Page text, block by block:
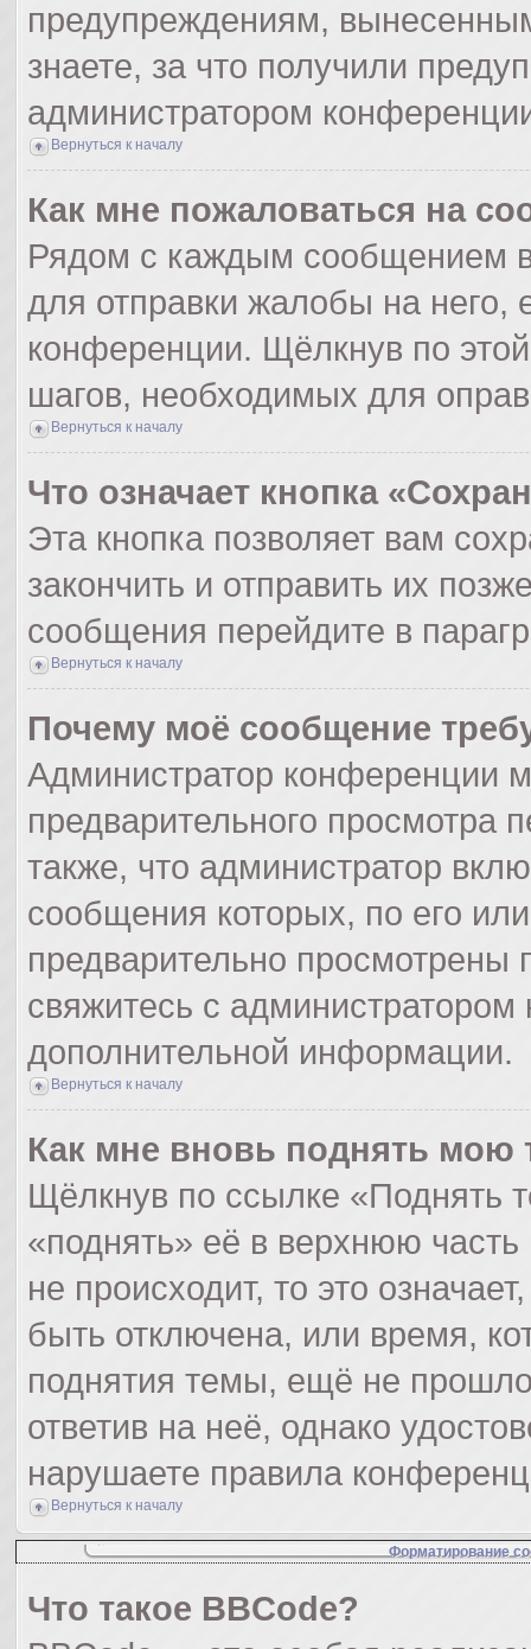
предупреждениям,
знаете, за что получили
администратором
Вернуться к началу
Как мне пожаловаться на
Рядом с каждым сообщением
для отправки жалобы на него,
конференции. Щёлкнув по
шагов, необходимых для
Вернуться к началу
Что означает кнопка
Эта кнопка позволяет вам
закончить и отправить их
сообщения перейдите в
Вернуться к началу
Почему моё сообщение
Администратор конференции
предварительного просмотра
также, что администратор
сообщения которых, по его
предварительно просмотрены
свяжитесь с
дополнительной информации.
Вернуться к началу
Как мне вновь поднять мою
Щёлкнув по ссылке «Поднять
«поднять» её в верхнюю
не происходит, то это
быть отключена, или время,
поднятия темы, ещё не
ответив на неё, однако
нарушаете правила
Вернуться к началу
Форматирование
Что такое BBCode?